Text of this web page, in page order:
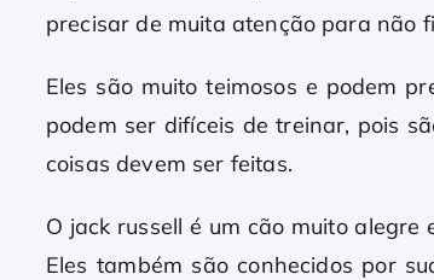
precisar de muita atenção para não
Eles são muito teimosos e podem
podem ser difíceis de treinar, pois
coisas devem ser feitas.
O jack russell é um cão muito
Eles também são conhecidos por